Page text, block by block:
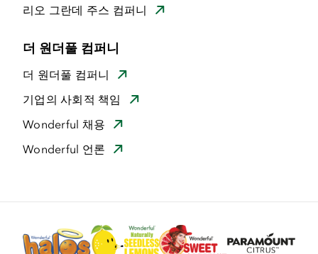
리오 그란데 주스 컴퍼니
더 원더풀 컴퍼니
더 원더풀 컴퍼니
기업의 사회적 책임
Wonderful 채용
Wonderful 언론